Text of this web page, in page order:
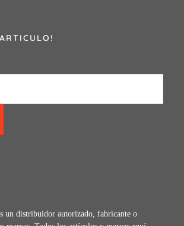
un distribuidor autorizado, fabricante o